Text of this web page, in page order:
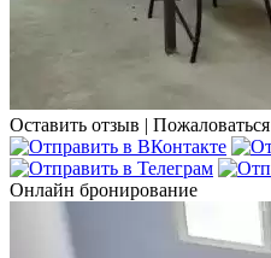
Оставить отзыв | Пожаловаться
Онлайн бронирование